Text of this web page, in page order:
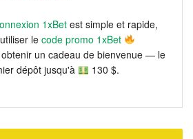
1xBet est simple et rapide,
le code promo 1xBet
un cadeau de bienvenue — le
dépôt jusqu'à
130 $.